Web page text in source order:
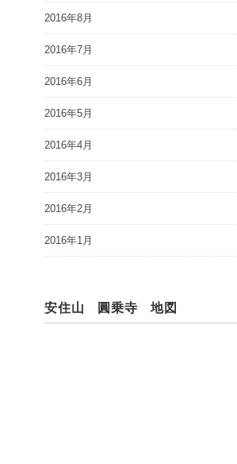
2016年8月
2016年7月
2016年6月
2016年5月
2016年4月
2016年3月
2016年2月
2016年1月
安住山 圓乗寺 地図